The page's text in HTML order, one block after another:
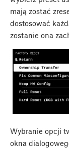
mają zostać
dostosować
zostanie ona
Wybranie opcji
okna